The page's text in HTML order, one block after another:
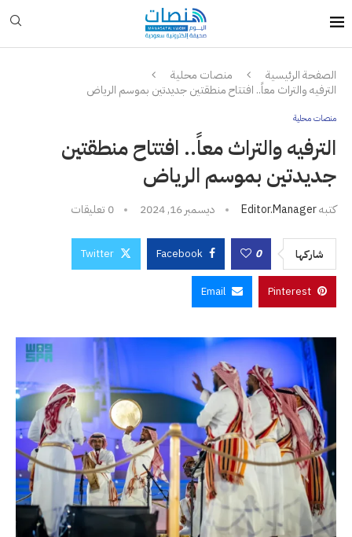
الصفحة الرئيسية
منصات محلية
الترفيه والتراث معاً.. افتتاح منطقتين جديدتين بموسم الرياض
منصات محلية
الترفيه والتراث معاً.. افتتاح منطقتين
جديدتين بموسم الرياض
كتبهEditor.manager ديسمبر 16, 2024 0 تعليقات
شاركها 0
Facebook
Twitter
Pinterest
Email